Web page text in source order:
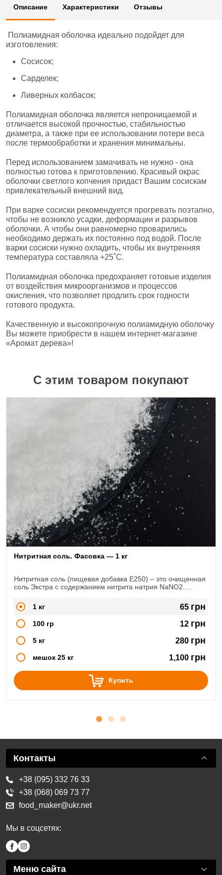
Описание Характеристики Отзывы
Полиамидная оболочка идеально подойдет для
изготовления:
Сосисок;
Сарделек;
Ливерных колбасок;
Полиамидная оболочка является непроницаемой и
отличается высокой прочностью, стабильностью
диаметра, а также при ее использовании потери веса
после термообработки и хранения минимальны.
Перед использованием замачивать не нужно - она
полностью готова к приготовлению. Красивый окрас
оболочки светлого копчения придаст Вашим сосискам
привлекательный внешний вид.
При варке сосиски рекомендуется прогревать поэтапно,
чтобы не возникло усадки, деформации и разрывов
оболочки. А чтобы они равномерно проварились
необходимо держать их постоянно под водой. После
варки сосиски нужно охладить, чтобы их внутренняя
температура составляла +25˚С.
Полиамидная оболочка предохраняет готовые изделия
от воздействия микроорганизмов и процессов
окисления, что позволяет продлить срок годности
готового продукта.
Качественную и высокопрочную полиамидную оболочку
Вы можете приобрести в нашем интернет-магазине
«Аромат дерева»!
С этим товаром покупают
Нитритная соль. Фасовка — 1 кг
Нитритная соль (пищевая добавка Е250) – это очищенная
соль Экстра с содержанием нитрита натрия NaNO2.
изготовлении
копченостей, колбас, сыровяленых продуктов
1 кг 65 грн
100 гр 12 грн
5 кг 280 грн
мешок 25 кг 1,100 грн
Купить
Меню сайта
Контакты
+38 (095) 332 76 33
+38 (068) 069 73 77
food_maker@ukr.net
Мы в соцсетях: